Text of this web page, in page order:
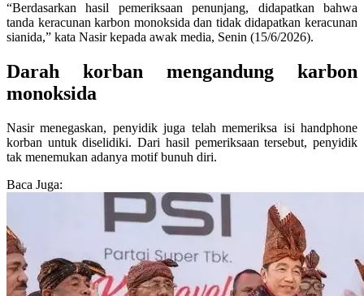
“Berdasarkan hasil pemeriksaan penunjang, didapatkan bahwa
tanda keracunan karbon monoksida dan tidak didapatkan keracunan
sianida,” kata Nasir kepada awak media, Senin (15/6/2026).
Darah korban mengandung karbon
monoksida
Nasir menegaskan, penyidik juga telah memeriksa isi handphone
korban untuk diselidiki. Dari hasil pemeriksaan tersebut, penyidik
tak menemukan adanya motif bunuh diri.
Baca Juga: